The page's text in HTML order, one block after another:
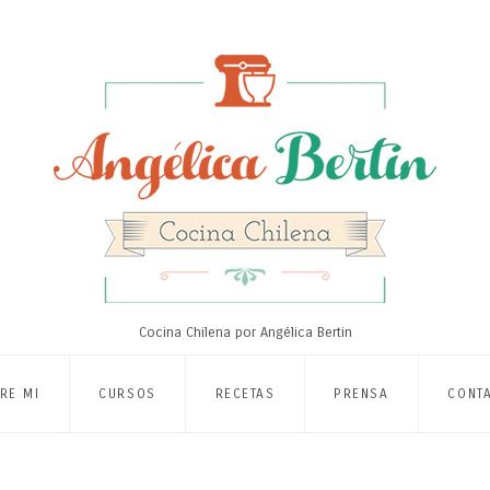
Cocina Chilena por Angélica Bertin
MI CURSOS RECETAS PRENSA